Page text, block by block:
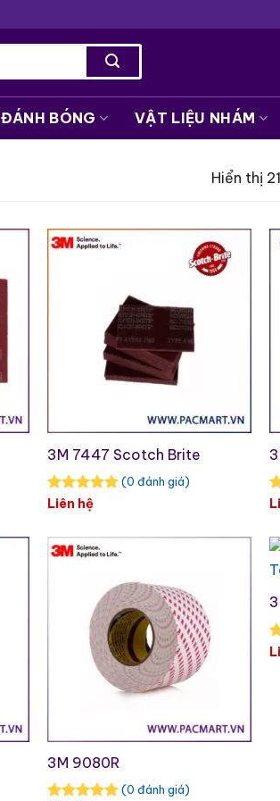
ĐÁNH BÓNG VẬT LIỆU NHÁM
Hiển thị
3M 7447 Scotch Brite
(0 đánh giá)
Liên hệ
3M 9080R
(0 đánh giá)